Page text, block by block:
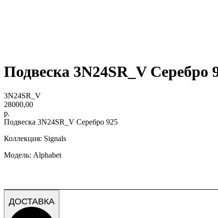
Подвеска 3N24SR_V Серебро
3N24SR_V
28000,00
р.
Подвеска 3N24SR_V Серебро 925
Коллекция: Signals
Модель: Alphabet
ДОСТАВКА